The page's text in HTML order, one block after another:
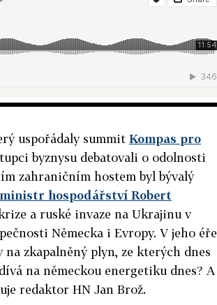
uspořádaly summit Kompas pro
byznysu debatovali o odolnosti
zahraničním hostem byl bývalý
hospodářství Robert
a ruské invaze na Ukrajinu v
Německa i Evropy. V jeho éře
zkapalněný plyn, ze kterých dnes
na německou energetiku dnes? A
redaktor HN Jan Brož.